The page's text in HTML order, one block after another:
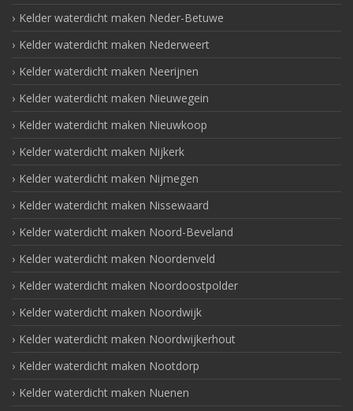
Kelder waterdicht maken Neder-Betuwe
Kelder waterdicht maken Nederweert
Kelder waterdicht maken Neerijnen
Kelder waterdicht maken Nieuwegein
Kelder waterdicht maken Nieuwkoop
Kelder waterdicht maken Nijkerk
Kelder waterdicht maken Nijmegen
Kelder waterdicht maken Nissewaard
Kelder waterdicht maken Noord-Beveland
Kelder waterdicht maken Noordenveld
Kelder waterdicht maken Noordoostpolder
Kelder waterdicht maken Noordwijk
Kelder waterdicht maken Noordwijkerhout
Kelder waterdicht maken Nootdorp
Kelder waterdicht maken Nuenen